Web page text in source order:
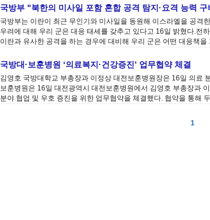
국방부 "북한의 미사일 포함 혼합 공격 탐지·요격 능력 구
국방부는 이란이 최근 무인기와 미사일을 동원해 이스라엘을 공격
우려에 대해 우리 군은 대응 태세를 갖추고 있다고 16일 밝혔다.전
이란과 유사한 공격을 하는 경우에 대비해 우리 군은 어떤 대응책
국방대·보훈병원 ‘의료복지·건강증진’ 업무협약 체결
김영호 국방대학교 부총장과 이정상 대전보훈병원장은 16일 의료
보훈병원은 16일 대전광역시 대전보훈병원에서 김영호 부총장과
분야 협업 및 우호 증진을 위한 업무협약을 체결했다. 협약을 통해
1